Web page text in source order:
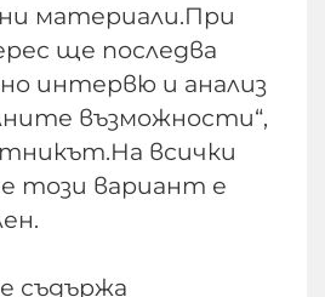
материали.При
ще последва
интервю и анализ
възможности“,
всички
този вариант е
съдържа